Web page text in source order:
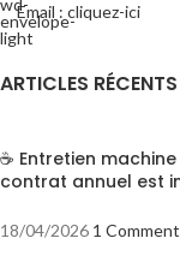
Email : cliquez-ici
ARTICLES RÉCENTS
☕ Entretien
contrat annuel est
18/04/2026 1 Comment